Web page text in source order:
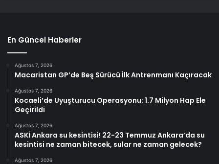
En Güncel Haberler
Ağustos 7, 2026
Macaristan GP’de Beş Sürücü İlk Antrenmanı Kaçıracak
Ağustos 7, 2026
Kocaeli’de Uyuşturucu Operasyonu: 1.7 Milyon Hap Ele
Geçirildi
Ağustos 7, 2026
ASKİ Ankara su kesintisi! 22-23 Temmuz Ankara’da su
kesintisi ne zaman bitecek, sular ne zaman gelecek?
Ağustos 7, 2026